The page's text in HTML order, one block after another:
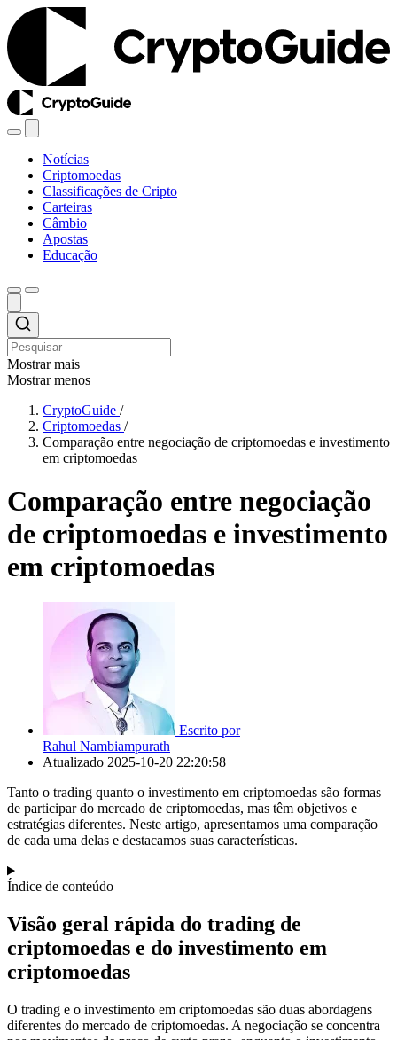
Notícias
Criptomoedas
Classificações de Cripto
Carteiras
Câmbio
Apostas
Educação
Mostrar mais
Mostrar menos
CryptoGuide /
Criptomoedas /
Comparação entre negociação de criptomoedas e investimento
em criptomoedas
Comparação entre negociação
de criptomoedas e investimento
em criptomoedas
Escrito por
Rahul Nambiampurath
Atualizado 2025-10-20 22:20:58
Tanto o trading quanto o investimento em criptomoedas são formas
de participar do mercado de criptomoedas, mas têm objetivos e
estratégias diferentes. Neste artigo, apresentamos uma comparação
de cada uma delas e destacamos suas características.
Índice de conteúdo
Visão geral rápida do trading de
criptomoedas e do investimento em
criptomoedas
O trading e o investimento em criptomoedas são duas abordagens
diferentes do mercado de criptomoedas. A negociação se concentra